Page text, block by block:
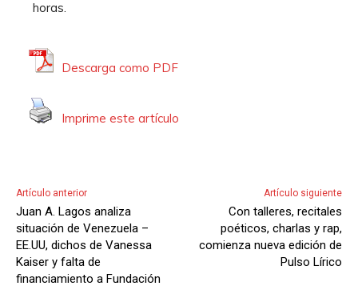
horas.
Descarga como PDF
Imprime este artículo
Artículo anterior
Juan A. Lagos analiza
situación de Venezuela –
EE.UU, dichos de Vanessa
Kaiser y falta de
financiamiento a Fundación
Artículo siguiente
Con talleres, recitales
poéticos, charlas y rap,
comienza nueva edición de
Pulso Lírico